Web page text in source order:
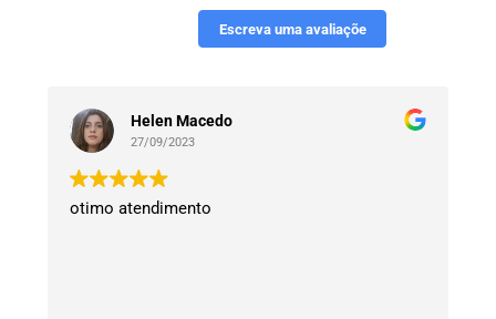
Escreva uma avaliaçõe
Helen Macedo
27/09/2023
otimo atendimento